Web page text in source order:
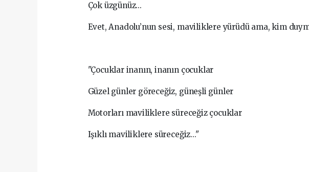
Çok üzgünüz...
Evet, Anadolu’nun sesi, maviliklere yürüdü ama, kim
"Çocuklar inanın, inanın çocuklar
Güzel günler göreceğiz, güneşli günler
Motorları maviliklere süreceğiz çocuklar
Işıklı maviliklere süreceğiz..."